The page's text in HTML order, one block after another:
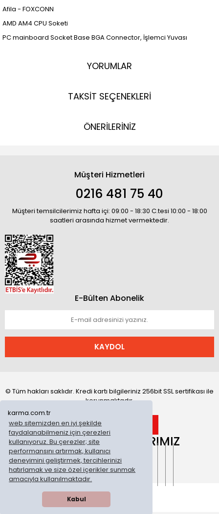
karma.com.tr
web sitemizden en iyi şekilde
faydalanabilmeniz için çerezleri
kullanıyoruz. Bu çerezler; site
performansını artırmak, kullanıcı
deneyimini geliştirmek, tercihlerinizi
hatırlamak ve size özel içerikler sunmak
amacıyla kullanılmaktadır.
Kabul
WhatsApp Sipariş
Afila - FOXCONN
AMD AM4 CPU Soketi
PC mainboard Socket Base BGA Connector, İşlemci Yuvası
YORUMLAR
TAKSİT SEÇENEKLERİ
ÖNERİLERİNİZ
Müşteri Hizmetleri
0216 481 75 40
Müşteri temsilcilerimiz hafta içi: 09:00 - 18:30 C.tesi 10:00 - 18:00
saatleri arasında hizmet vermektedir.
E-Bülten Abonelik
KAYDOL
© Tüm hakları saklıdır. Kredi kartı bilgileriniz 256bit SSL sertifikası ile
korunmaktadır.
ONLİNE MAĞAZALARIMIZ